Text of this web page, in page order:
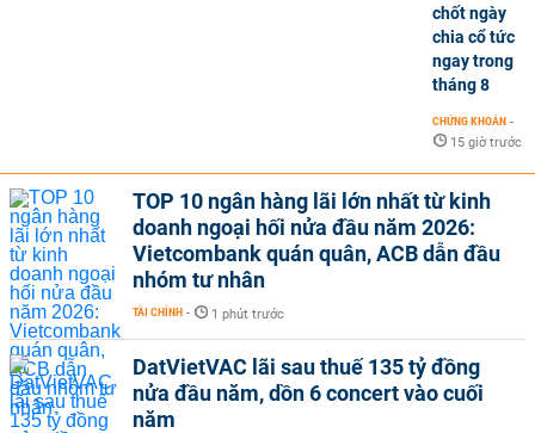
chốt ngày
chia cổ tức
ngay trong
tháng 8
CHỨNG KHOÁN -
15 giờ trước
TOP 10 ngân hàng lãi lớn nhất từ kinh
doanh ngoại hối nửa đầu năm 2026:
Vietcombank quán quân, ACB dẫn đầu
nhóm tư nhân
TÀI CHÍNH - 1 phút trước
DatVietVAC lãi sau thuế 135 tỷ đồng
nửa đầu năm, dồn 6 concert vào cuối
năm